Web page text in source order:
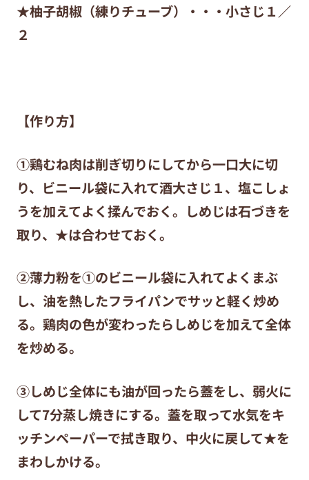
★柚子胡椒（練りチューブ）・・・小さじ１／
２
【作り方】
①鶏むね肉は削ぎ切りにしてから一口大に切
り、ビニール袋に入れて酒大さじ１、塩こしょ
うを加えてよく揉んでおく。しめじは石づきを
取り、★は合わせておく。
②薄力粉を①のビニール袋に入れてよくまぶ
し、油を熱したフライパンでサッと軽く炒め
る。鶏肉の色が変わったらしめじを加えて全体
を炒める。
③しめじ全体にも油が回ったら蓋をし、弱火に
して7分蒸し焼きにする。蓋を取って水気をキ
ッチンペーパーで拭き取り、中火に戻して★を
まわしかける。